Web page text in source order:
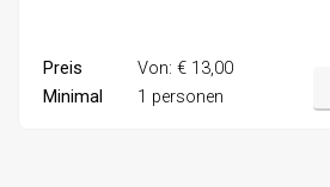
Preis
Von: € 13,00
Minimal
1 personen